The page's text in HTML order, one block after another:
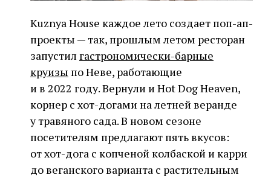
Kuznya House каждое лето создает поп-ап-
проекты — так, прошлым летом ресторан
запустил гастрономически-барные
круизы по Неве, работающие
и в 2022 году. Вернули и Hot Dog Heaven,
корнер с хот-догами на летней веранде
у травяного сада. В новом сезоне
посетителям предлагают пять вкусов:
от хот-дога с копченой колбаской и карри
до веганского варианта с растительным